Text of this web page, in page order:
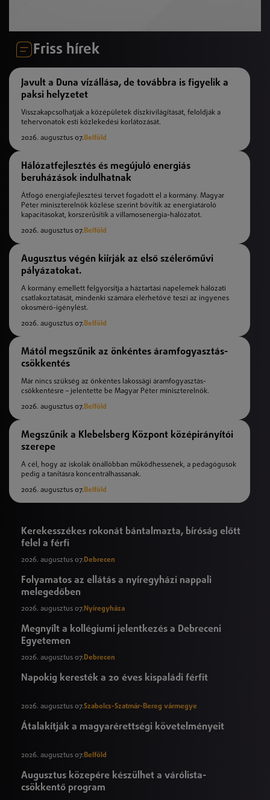
Friss hírek
Javult a Duna vízállása, de továbbra is figyelik a
paksi helyzetet
Visszakapcsolhatják a középületek díszkivilágítását, feloldják a
tehervonatok esti közlekedési korlátozását.
2026. augusztus 07.Belföld
Hálózatfejlesztés és megújuló energiás
beruházások indulhatnak
Átfogó energiafejlesztési tervet fogadott el a kormány. Magyar
Péter miniszterelnök közlése szerint bővítik az energiatároló
kapacitásokat, korszerűsítik a villamosenergia-hálózatot.
2026. augusztus 07.Belföld
Augusztus végén kiírják az első szélerőművi
pályázatokat.
A kormány emellett felgyorsítja a háztartási napelemek hálózati
csatlakoztatását, mindenki számára elérhetővé teszi az ingyenes
okosmérő-igénylést.
2026. augusztus 07.Belföld
Mától megszűnik az önkéntes áramfogyasztás-
csökkentés
Már nincs szükség az önkéntes lakossági áramfogyasztás-
csökkentésre – jelentette be Magyar Péter miniszterelnök.
2026. augusztus 07.Belföld
Megszűnik a Klebelsberg Központ középirányítói
szerepe
A cél, hogy az iskolák önállóbban működhessenek, a pedagógusok
pedig a tanításra koncentrálhassanak.
2026. augusztus 07.Belföld
Kerekesszékes rokonát bántalmazta, bíróság előtt
felel a férfi
2026. augusztus 07.Debrecen
Folyamatos az ellátás a nyíregyházi nappali
melegedőben
2026. augusztus 07. Nyíregyháza
Megnyílt a kollégiumi jelentkezés a Debreceni
Egyetemen
2026. augusztus 07.Debrecen
Napokig keresték a 20 éves kispaládi férfit
2026. augusztus 07.Szabolcs-Szatmár-Bereg vármegye
Átalakítják a magyarérettségi követelményeit
2026. augusztus 07.Belföld
Augusztus közepére készülhet a várólista-
csökkentő program